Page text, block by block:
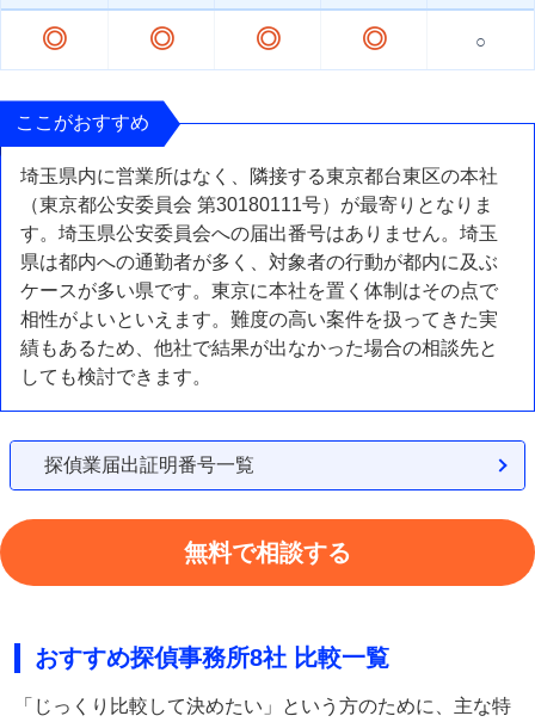
◎ ◎ ◎ ◎ ○
ここがおすすめ
埼玉県内に営業所はなく、隣接する東京都台東区の本社
（東京都公安委員会 第30180111号）が最寄りとなりま
す。埼玉県公安委員会への届出番号はありません。埼玉
県は都内への通勤者が多く、対象者の行動が都内に及ぶ
ケースが多い県です。東京に本社を置く体制はその点で
相性がよいといえます。難度の高い案件を扱ってきた実
績もあるため、他社で結果が出なかった場合の相談先と
しても検討できます。
探偵業届出証明番号一覧
無料で相談する
おすすめ探偵事務所8社 比較一覧
「じっくり比較して決めたい」という方のために、主な特